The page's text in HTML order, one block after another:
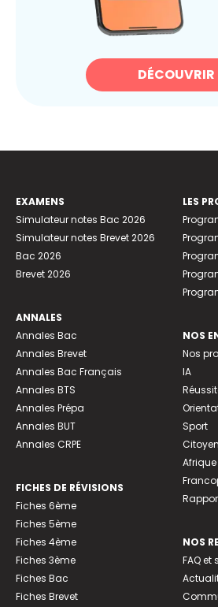
DÉCOUVRIR
EXAMENS
Simulateur notes Bac 2026
Simulateur notes Brevet 2026
Bac 2026
Brevet 2026
ANNALES
Annales Bac
Annales Brevet
Annales Bac Français
Annales BTS
Annales Prépa
Annales BUT
Annales CRPE
FICHES DE RÉVISIONS
Fiches 6ème
Fiches 5ème
Fiches 4ème
Fiches 3ème
Fiches Bac
Fiches Brevet
LES
NOS
Nos
IA
Sport
Afrique
NOS
FAQ et